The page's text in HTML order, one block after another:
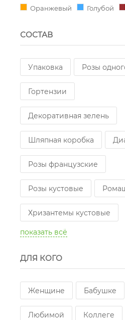
Оранжевый
Голубой
СОСТАВ
Упаковка Розы
Гортензии
Декоративная зелень
Шляпная коробка
Розы французские
Розы кустовые
Хризантемы кустовые
Альстромерии
Эустомы
Розы пионовидные
Розы пионовидные
показать всё
ДЛЯ КОГО
Женщине Бабушке
Любимой Коллеге